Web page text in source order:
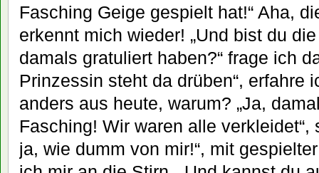
Fasching Geige gespielt hat!“ Aha,
erkennt mich wieder! „Und bist du
damals gratuliert haben?“ frage ich
Prinzessin steht da drüben“, erfahre
anders aus heute, warum? „Ja,
Fasching! Wir waren alle verkleidet“,
ja, wie dumm von mir!“, mit